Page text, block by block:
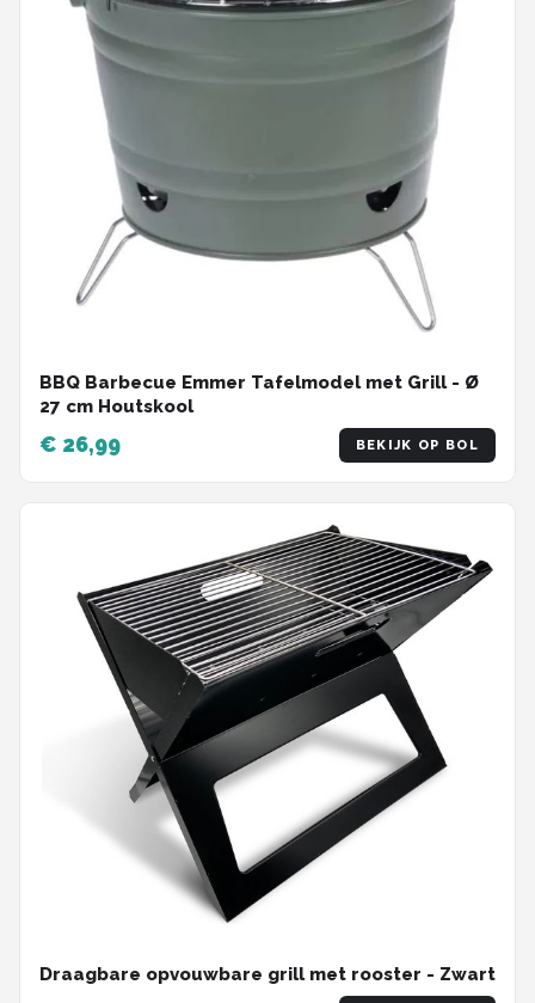
BBQ Barbecue Emmer Tafelmodel met Grill - Ø
27 cm Houtskool
€ 26,99 BEKIJK OP BOL
Draagbare opvouwbare grill met rooster - Zwart